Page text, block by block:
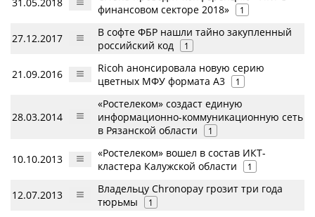
финансовом секторе 2018»
1
27.12.2017
В софте ФБР нашли тайно закупленный
российский код
1
21.09.2016
Ricoh анонсировала новую серию
цветных МФУ формата A3
1
28.03.2014
«Ростелеком» создаст единую
информационно-коммуникационную сеть
в Рязанской области
1
10.10.2013
«Ростелеком» вошел в состав ИКТ-
кластера Калужской области
1
12.07.2013
Владельцу Chronopay грозит три года
тюрьмы
1